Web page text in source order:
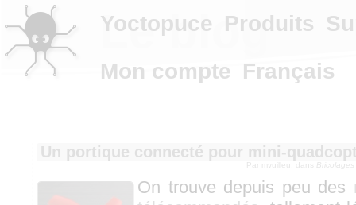
Le blog
Un portique connecté pour mini-
Par mvuilleu, dans
On trouve depuis peu des
Yoctopuce Produits
Mon compte Français